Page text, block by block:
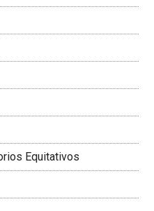
Equitativos